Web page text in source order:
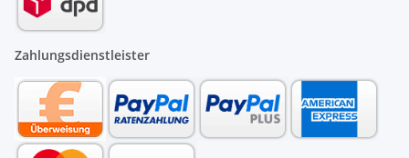
Zahlungsdienstleister